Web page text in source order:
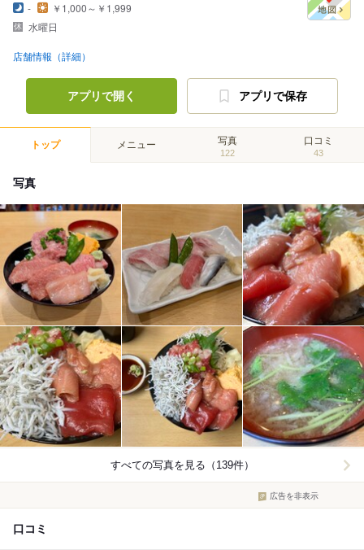
-
￥1,000～￥1,999
水曜日
店舗情報（詳細）
アプリで開く アプリで保存
トップ メニュー 写真
122
口コミ
43
写真
すべての写真を見る（139件）
広告を非表示
口コミ